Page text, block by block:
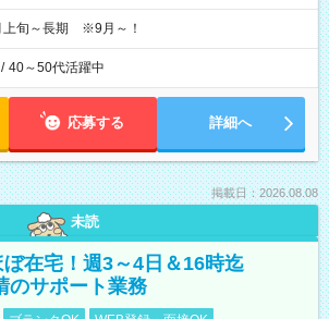
上旬～長期 ※9月～！
/ 40～50代活躍中
応募する 詳細へ
掲載日：2026.08.08
未読
在宅！週3～4日＆16時迄
のサポート業務